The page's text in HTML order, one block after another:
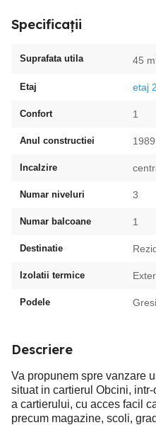
Specificații
Suprafata utila 45 m
Etaj etaj 2
Confort 1
Anul constructiei 1989
Incalzire
Numar niveluri 3
Numar balcoane 1
Destinatie
Izolatii termice
Podele
Descriere
Va propunem spre vanzare
situat in cartierul Obcini,
a cartierului, cu acces facil
precum magazine, scoli,